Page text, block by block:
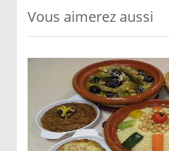
Vous aimerez aussi